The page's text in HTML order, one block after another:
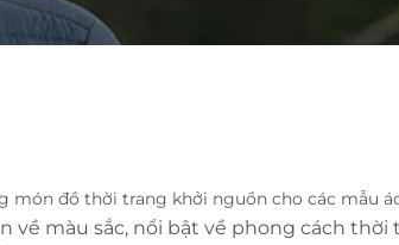
món đồ thời trang khởi nguồn cho các mẫu
về màu sắc, nổi bật về phong cách thời